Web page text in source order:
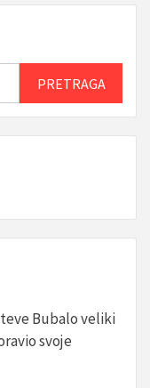
PRETRAGA
Bubalo veliki
svoje